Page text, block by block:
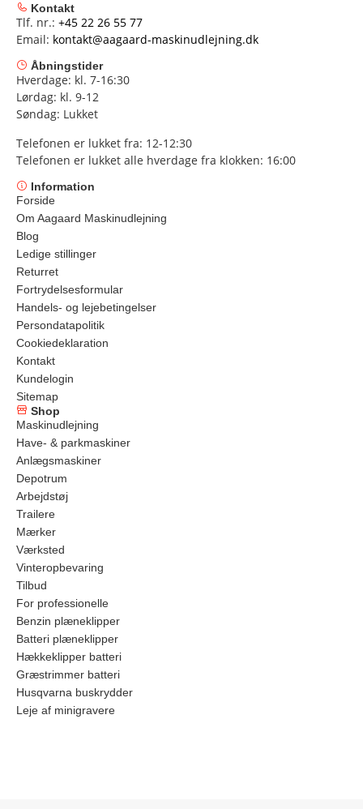
Kontakt
Tlf. nr.: +45 22 26 55 77
Email: kontakt@aagaard-maskinudlejning.dk
Åbningstider
Hverdage: kl. 7-16:30
Lørdag: kl. 9-12
Søndag: Lukket
Telefonen er lukket fra: 12-12:30
Telefonen er lukket alle hverdage fra klokken: 16:00
Information
Forside
Om Aagaard Maskinudlejning
Blog
Ledige stillinger
Returret
Fortrydelsesformular
Handels- og lejebetingelser
Persondatapolitik
Cookiedeklaration
Kontakt
Kundelogin
Sitemap
Shop
Maskinudlejning
Have- & parkmaskiner
Anlægsmaskiner
Depotrum
Arbejdstøj
Trailere
Mærker
Værksted
Vinteropbevaring
Tilbud
For professionelle
Benzin plæneklipper
Batteri plæneklipper
Hækkeklipper batteri
Græstrimmer batteri
Husqvarna buskrydder
Leje af minigravere